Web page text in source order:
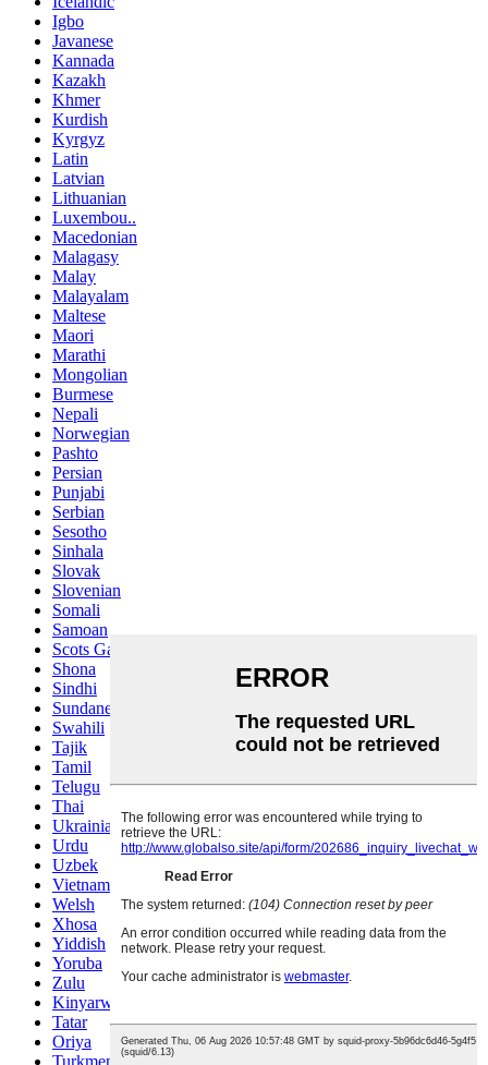
Igbo
Javanese
Kannada
Kazakh
Khmer
Kurdish
Kyrgyz
Latin
Latvian
Lithuanian
Luxembou..
Macedonian
Malagasy
Malay
Malayalam
Maltese
Maori
Marathi
Mongolian
Burmese
Nepali
Norwegian
Pashto
Persian
Punjabi
Serbian
Sesotho
Sinhala
Slovak
Slovenian
Somali
Samoan
Scots Gaelic
Shona
Sindhi
Sundanese
Swahili
Tajik
Tamil
Telugu
Thai
Ukrainian
Urdu
Uzbek
Vietnamese
Welsh
Xhosa
Yiddish
Yoruba
Zulu
Kinyarwanda
Tatar
Oriya